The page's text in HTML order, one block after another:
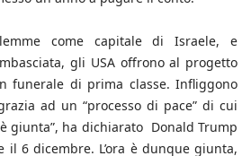
come capitale di Israele, e
gli USA offrono al progetto
funerale di prima classe. Infliggono
ad un “processo di pace” di cui
giunta”, ha dichiarato Donald Trump
il 6 dicembre. L’ora è dunque giunta,